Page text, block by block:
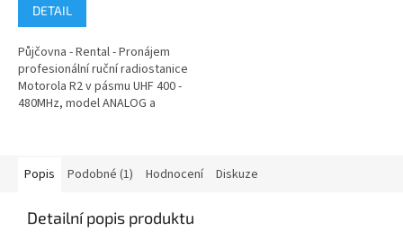
DETAIL
Půjčovna - Rental - Pronájem
profesionální ruční radiostanice
Motorola R2 v pásmu UHF 400 -
480MHz, model ANALOG a
Popis Podobné (1) Hodnocení Diskuze
Detailní popis produktu